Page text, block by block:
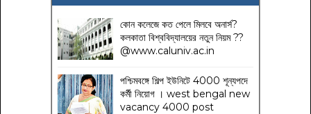
কোন কলেজে কত পেলে মিলবে অনার্স?
কলকাতা বিশ্ববিদ্যালয়ের নতুন নিয়ম??
@www.caluniv.ac.in
পশ্চিমবঙ্গে শিল্প ইউনিটে 4000 শূন্যপদে
কর্মী নিয়োগ । west bengal new
vacancy 4000 post